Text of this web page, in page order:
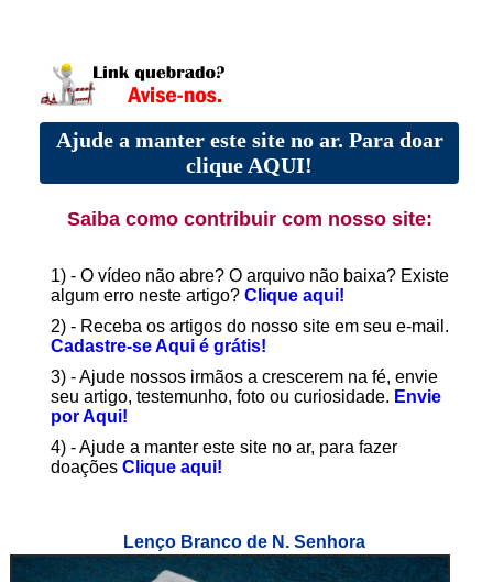
Ajude a manter este site no ar. Para doar
clique AQUI!
Saiba como contribuir com nosso site:
1) - O vídeo não abre? O arquivo não baixa? Existe
algum erro neste artigo? Clique aqui!
2) - Receba os artigos do nosso site em seu e-mail.
Cadastre-se Aqui é grátis!
3) - Ajude nossos irmãos a crescerem na fé, envie
seu artigo, testemunho, foto ou curiosidade. Envie
por Aqui!
4) - Ajude a manter este site no ar, para fazer
doações Clique aqui!
Lenço Branco de N. Senhora